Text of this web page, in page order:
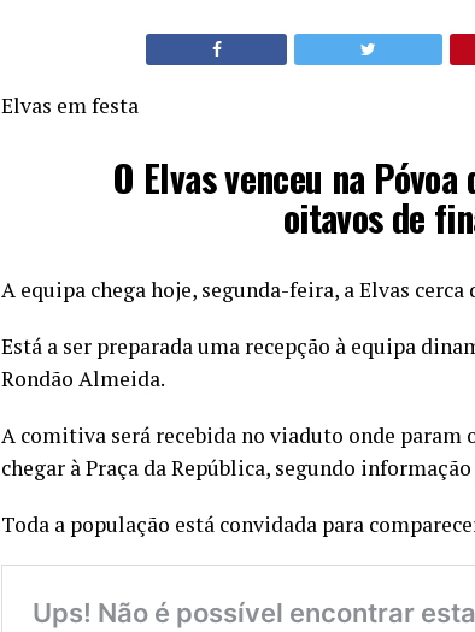
Elvas em festa
O Elvas venceu na
oitavos de
A equipa chega hoje, segunda-feira, a Elvas cerca
Está a ser preparada uma recepção à equipa
Rondão Almeida.
A comitiva será recebida no viaduto onde param
chegar à Praça da República, segundo
Toda a população está convidada para